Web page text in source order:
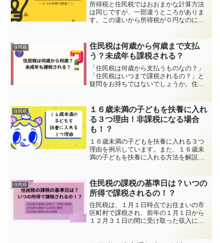
所得税と住民税ではおおまかな計算方法
は同じですが、一部違うところがありま
す。この違いから所得税が０円なのに住
るのかを３つの事例を紹介して解説して
います。
住民税
住民税は何歳から何歳まで支払
う？未成年も課税される？
「住民税は何歳から支払うものなの？」
「住民税はいつまで課税されるの？」と
疑問をお持ちではないでしょうか。住民
は未成年であっても課税される場合があ
り、収入がある限り一生払...
住民税
１６歳未満の子どもを扶養に入れ
る３つ理由！非課税になる場合
も！？
１６歳未満の子どもを扶養に入れる３つ
理由を例示しています。また、１６歳未
満の子どもを扶養に入れる方法を解説し
住民税
住民税の課税の基準日は？いつの
所得で課税されるの！？
住民税は、１月１日時点でお住まいの市
区町村で課税され、前年の１月１日から
１２月３１日の間に受け取った収入に基